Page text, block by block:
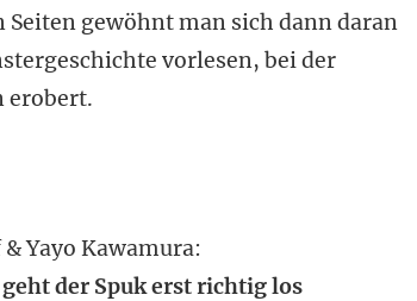
gewöhnt man sich dann daran
vorlesen, bei der
erobert.
Yayo Kawamura:
der Spuk erst richtig los